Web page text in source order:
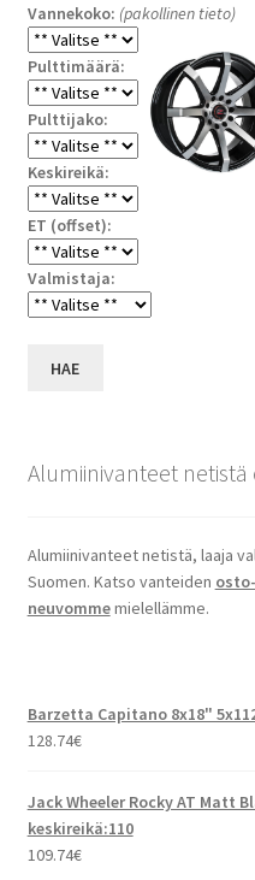
Vannekoko: (pakollinen tieto)
Pulttimäärä:
Pulttijako:
Keskireikä:
ET (offset):
Valmistaja:
HAE
Alumiinivanteet netistä
Alumiinivanteet netistä, laaja
Suomen. Katso vanteiden
neuvommemielellämme.
Barzetta Capitano 8x18"
128.74€
Jack Wheeler Rocky AT Matt
keskireikä:110
109.74€